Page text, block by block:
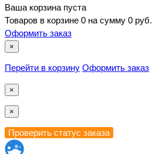
Ваша корзина пуста
Товаров в корзине 0 на сумму 0 руб.
Оформить заказ
×
Перейти в корзину Оформить заказ
×
×